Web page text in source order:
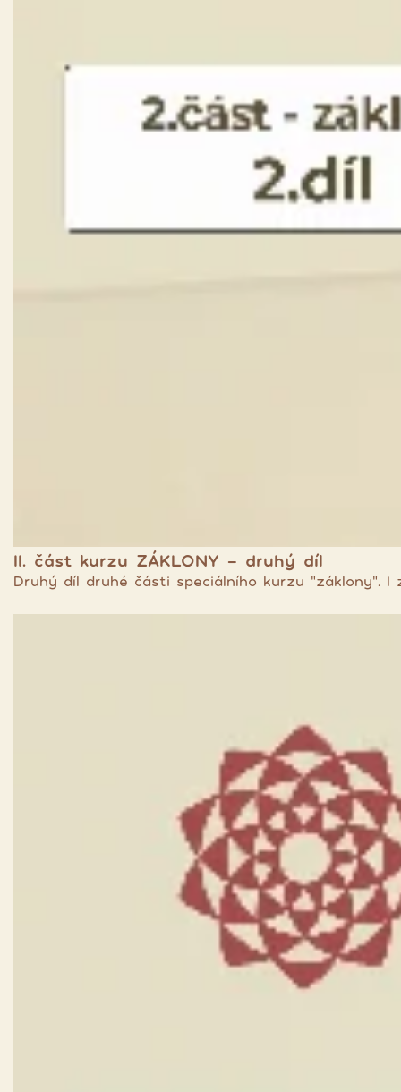
II. část kurzu ZÁKLONY - druhý díl
Druhý díl druhé části speciálního kurzu "záklony".